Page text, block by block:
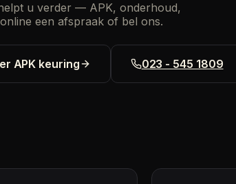
u verder — APK, onderhoud,
een afspraak of bel ons.
APK keuring 023 - 545 1809